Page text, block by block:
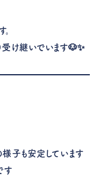
受け継いでいます🐶✨
様子も安定しています
す